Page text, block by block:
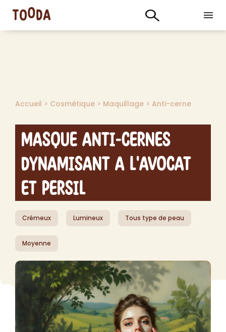
Accueil > Cosmétique > Maquillage > Anti-cerne
Masque Anti-Cernes
Dynamisant a l'Avocat
et Persil
Crémeux Lumineux Tous type de peau
Moyenne